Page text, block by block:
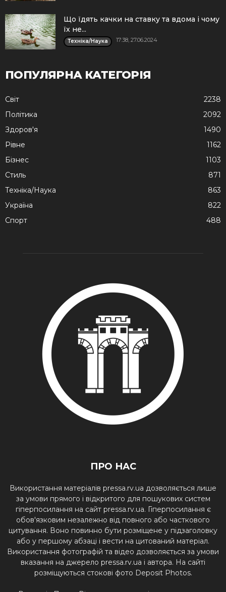
Що їдять качки на ставку та вдома і чому
їх не...
Техніка/Наука 17:38, 27.06.2024
ПОПУЛЯРНА КАТЕГОРІЯ
Cвіт
2238
Політика
2092
Здоров'я
1490
Рівне
1162
Бізнес
1103
Стиль
871
Техніка/Наука
863
Україна
822
Спорт
488
ПРО НАС
Використання матеріалів pressa.rv.ua дозволяється лише
за умови прямого і відкритого для пошукових систем
гіперпосилання на сайт pressa.rv.ua. Гіперпосилання є
обов'язковим незалежно від повного або часткового
цитування. Воно повинно бути розміщене у підзаголовку
або у першому абзаці і вести на цитований матеріал.
Використання фотографій та відео дозволяється за умови
вказання на джерело pressa.rv.ua і автора. На сайті
розміщуються стокові фото Deposit Photos.